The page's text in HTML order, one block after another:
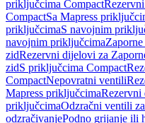
priključcima Compact
CompactSa Mapress
priključcimaS navojnim
navojnim priključcima
zidRezervni dijelovi za
zidS priključcima Compact
CompactNepovratni ventili
Mapress priključcimaRezervni
priključcimaOdzračni ventili
odzračivanjePodno grijanje ili